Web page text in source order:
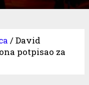
/David
potpisao za